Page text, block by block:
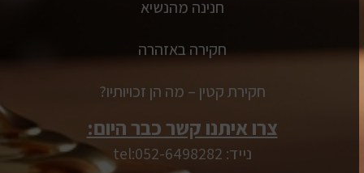
חנינה מהנשיא
חקירה באזהרה
חקירת קטין – מה הן זכויותיו?
צרו איתנו קשר כבר היום:
נייד: tel:052-6498282